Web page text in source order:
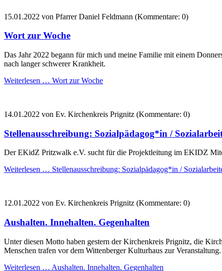
15.01.2022 von Pfarrer Daniel Feldmann (Kommentare: 0)
Wort zur Woche
Das Jahr 2022 begann für mich und meine Familie mit einem
nach langer schwerer Krankheit.
Weiterlesen … Wort zur Woche
14.01.2022 von Ev. Kirchenkreis Prignitz (Kommentare: 0)
Stellenausschreibung: Sozialpädagog*in /
Der EKidZ Pritzwalk e.V. sucht für die Projektleitung im EKIDZ
Weiterlesen … Stellenausschreibung: Sozialpädagog*in /
12.01.2022 von Ev. Kirchenkreis Prignitz (Kommentare: 0)
Aushalten. Innehalten. Gegenhalten
Unter diesen Motto haben gestern der Kirchenkreis Prignitz, die
Menschen trafen vor dem Wittenberger Kulturhaus zur Veranstaltung.
Weiterlesen … Aushalten. Innehalten. Gegenhalten